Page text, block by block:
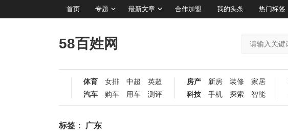
首页 专题 最新文章 合作加盟 我的头条 热门标签
58百姓网
体育 女排 中超
英超
汽车
购车 用车 测评
房产 新房 装修
家居
科技
手机 探索 智能
标签： 广东